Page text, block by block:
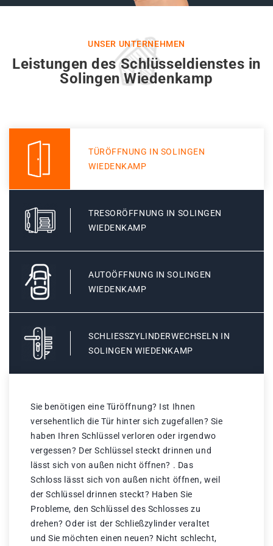
UNSER UNTERNEHMEN
Leistungen des Schlüsseldienstes in
Solingen Wiedenkamp
TÜRÖFFNUNG IN SOLINGEN
WIEDENKAMP
TRESORÖFFNUNG IN SOLINGEN
WIEDENKAMP
AUTOÖFFNUNG IN SOLINGEN
WIEDENKAMP
SCHLIESSZYLINDERWECHSELN IN S
OLINGEN WIEDENKAMP
Sie benötigen eine Türöffnung? Ist Ihnen
versehentlich die Tür hinter sich zugefallen? Sie
haben Ihren Schlüssel verloren oder irgendwo
vergessen? Der Schlüssel steckt drinnen und
lässt sich von außen nicht öffnen? . Das
Schloss lässt sich von außen nicht öffnen, weil
der Schlüssel drinnen steckt? Haben Sie
Probleme, den Schlüssel des Schlosses zu
drehen? Oder ist der Schließzylinder veraltet
und Sie möchten einen neuen? Nicht schlecht,